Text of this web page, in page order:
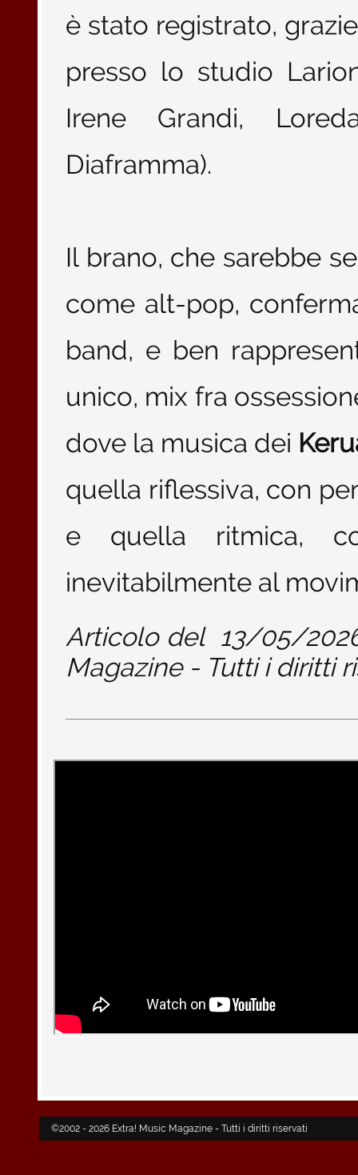
è stato registrato,
presso lo studio
Irene Grandi,
Diaframma).
Il brano, che sarebbe
come alt-pop,
band, e ben
unico, mix fra
dove la musica dei
quella riflessiva, con
e quella ritmica,
inevitabilmente al
Articolo del 13/05/
Magazine - Tutti i diritti
©2002 - 2026 Extra! Music Magazine - Tutti i diritti riservati